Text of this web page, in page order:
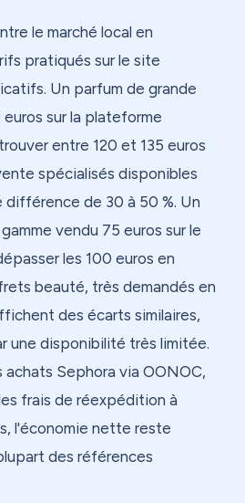
le marché local en
pratiqués sur le site
Un parfum de grande
sur la plateforme
entre 120 et 135 euros
spécialisés disponibles
différence de 30 à 50 %. Un
vendu 75 euros sur le
les 100 euros en
beauté, très demandés en
des écarts similaires,
une disponibilité très limitée.
achats Sephora via OONOC,
frais de réexpédition à
l'économie nette reste
des références